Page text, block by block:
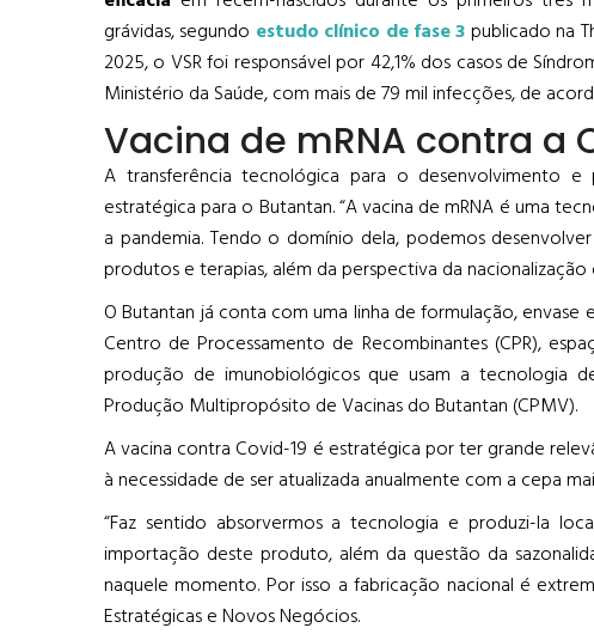
grávidas, segundo estudo clínico de fase 3publicado na
2025, o VSR foi responsável por 42,1% dos casos de
Ministério da Saúde, com mais de 79 mil infecções, de
Vacina de mRNA contra a
A transferência tecnológica para o desenvolvimento
estratégica para o Butantan. “A vacina de mRNA é uma
a pandemia. Tendo o domínio dela, podemos
produtos e terapias, além da perspectiva da
O Butantan já conta com uma linha de formulação,
Centro de Processamento de Recombinantes (CPR),
produção de imunobiológicos que usam a tecnologia
Produção Multipropósito de Vacinas do Butantan (CPMV).
A vacina contra Covid-19 é estratégica por ter grande
à necessidade de ser atualizada anualmente com a cepa
“Faz sentido absorvermos a tecnologia e produzi-la
importação deste produto, além da questão da
naquele momento. Por isso a fabricação nacional é
Estratégicas e Novos Negócios.